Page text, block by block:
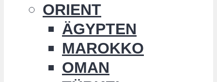
ORIENT
ÄGYPTEN
MAROKKO
OMAN